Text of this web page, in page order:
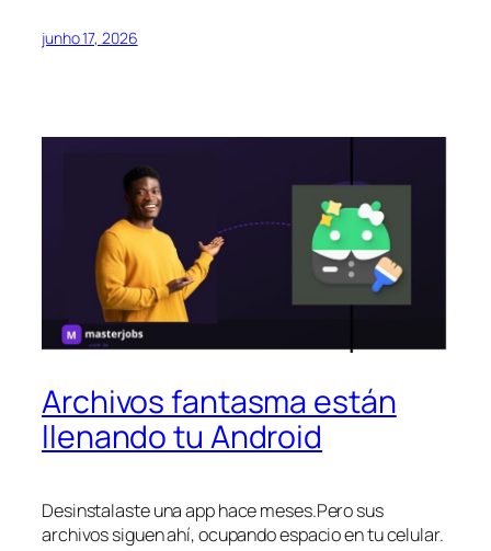
junho 17, 2026
Archivos fantasma están
llenando tu Android
Desinstalaste una app hace meses.Pero sus
archivos siguen ahí, ocupando espacio en tu celular.